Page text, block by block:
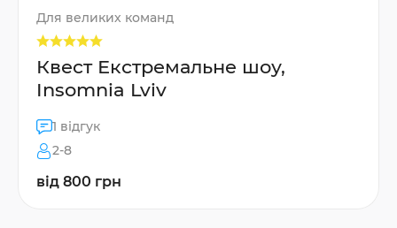
Для великих команд
Квест Екстремальне шоу,
Insomnia Lviv
1 відгук
2-8
від 800 грн